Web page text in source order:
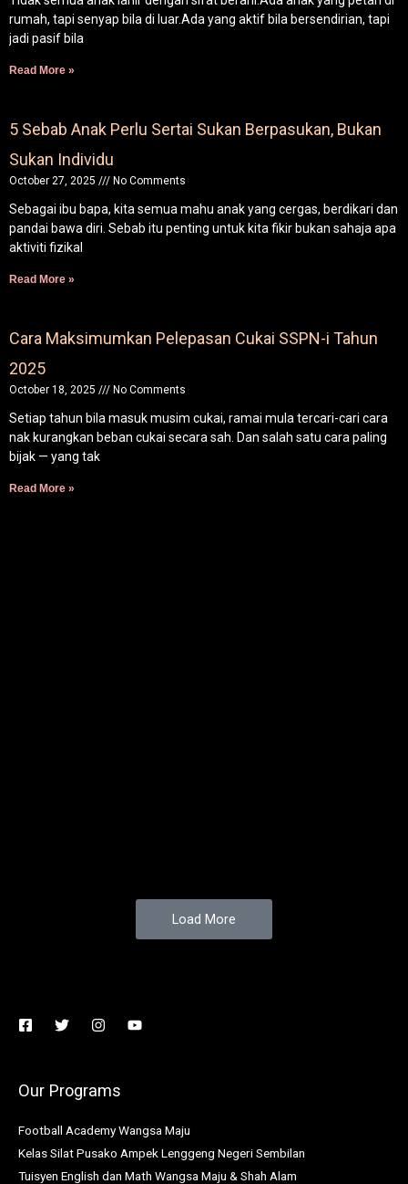
rumah, tapi senyap bila di luar.Ada yang aktif bila bersendirian, tapi
jadi pasif bila
Read More »
5 Sebab Anak Perlu Sertai Sukan Berpasukan, Bukan
Sukan Individu
October 27, 2025 No Comments
Sebagai ibu bapa, kita semua mahu anak yang cergas, berdikari dan
pandai bawa diri. Sebab itu penting untuk kita fikir bukan sahaja apa
aktiviti fizikal
Read More »
Cara Maksimumkan Pelepasan Cukai SSPN-i Tahun
2025
October 18, 2025 No Comments
Setiap tahun bila masuk musim cukai, ramai mula tercari-cari cara
nak kurangkan beban cukai secara sah. Dan salah satu cara paling
bijak — yang tak
Read More »
Load More
Our Programs
Football Academy Wangsa Maju
Kelas Silat Pusako Ampek Lenggeng Negeri Sembilan
Tuisyen English dan Math Wangsa Maju & Shah Alam